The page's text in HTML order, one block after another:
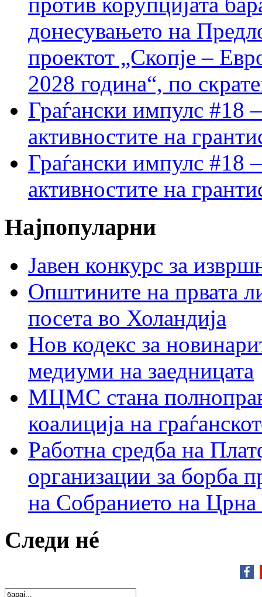
донесувањето на
проектот „Скопје –
2028 година“, по
Граѓански импулс #18
активностите на
Граѓански импулс #18
активностите на
Најпопуларни
Јавен конкурс за
Општините на првата
посета во Холандија
Нов кодекс за
медиуми на заедницата
МЦМС стана
коалиција на
Работна средба на
организации за борба
на Собранието на Црна
Следи нé